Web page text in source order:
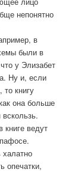
непонятно
в
были в
у Элизабет
Ну и, если
то книгу
она больше
книге ведут
халатно
опечатки,